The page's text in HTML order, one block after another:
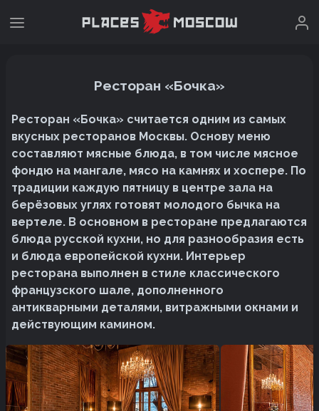
Ресторан «Бочка»
Ресторан «Бочка» считается одним из самых
вкусных ресторанов Москвы. Основу меню
составляют мясные блюда, в том числе мясное
фондю на мангале, мясо на камнях и хоспере. По
традиции каждую пятницу в центре зала на
берёзовых углях готовят молодого бычка на
вертеле. В основном в ресторане предлагаются
блюда русской кухни, но для разнообразия есть
и блюда европейской кухни. Интерьер
ресторана выполнен в стиле классического
французского шале, дополненного
антикварными деталями, витражными окнами и
действующим камином.